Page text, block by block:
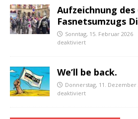
Aufzeichnung des
Fasnetsumzugs
Sonntag, 15. Februar 2026
deaktiviert
We’ll be back.
Donnerstag, 11. Dezember
deaktiviert